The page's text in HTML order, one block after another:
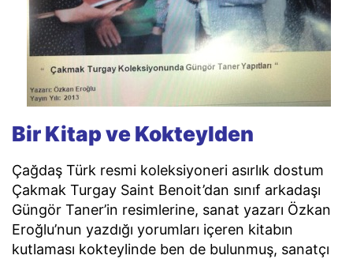
Bir Kitap ve Kokteylden
Çağdaş Türk resmi koleksiyoneri asırlık dostum
Çakmak Turgay Saint Benoit’dan sınıf arkadaşı
Güngör Taner’in resimlerine, sanat yazarı Özkan
Eroğlu’nun yazdığı yorumları içeren kitabın
kutlaması kokteylinde ben de bulunmuş, sanatçı